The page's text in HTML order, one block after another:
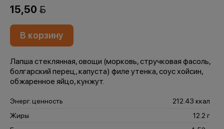
15,50 
В корзину
Лапша стеклянная, овощи (морковь, стручковая фасоль,
болгарский перец, капуста) филе утенка, соус хойсин,
обжаренное яйцо, кунжут.
Энерг. ценность
212.43 ккал
Жиры
12.2 г